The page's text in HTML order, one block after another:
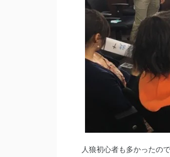
人狼初心者も多かったの